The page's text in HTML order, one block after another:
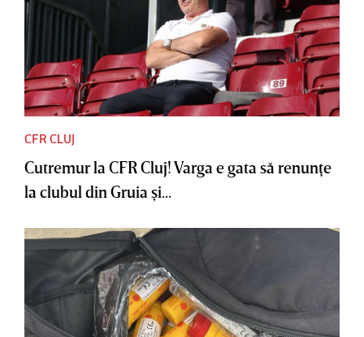
CFR CLUJ
Cutremur la CFR Cluj! Varga e gata să renunţe
la clubul din Gruia şi...